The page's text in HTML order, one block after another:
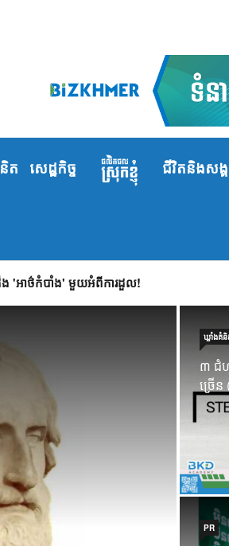
ត សេដ្ឋកិច្ច ជីវិតនិងសង្
ង 'អាថ៌កំបាំង' មួយអំពីការដួល!
ឃ្លាំង​គំ
សញ្
អប់
30
ឃ្លាំង​គំ
៣ ជំហ
ច្រើ
PR